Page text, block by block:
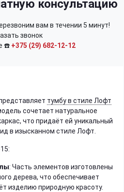
консультацию
вам в течении 5 минут!
звонок
☎️ +375 (29) 682-12-12
тумбу в стиле Лофт
сочетает натуральное
что придаёт ей уникальный
в изысканном стиле Лофт.
: Часть элементов изготовлены
дерева, что обеспечивает
изделию природную красоту.